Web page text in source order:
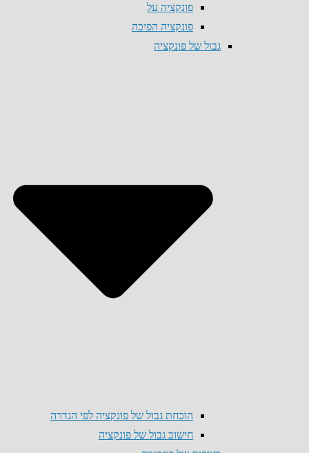
פונקציה על
פונקציה הפיכה
גבול של פונקציה
הוכחת גבול של פונקציה לפי הגדרה
חישוב גבול של פונקציה